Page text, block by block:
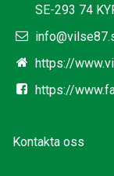
SE-293 74
https://
https://
Kontakta oss